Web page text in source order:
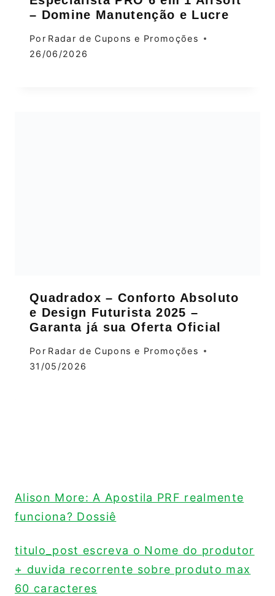
– Domine Manutenção e Lucre
Por Radar de Cupons e Promoções
26/06/2026
Quadradox – Conforto Absoluto
e Design Futurista 2025 –
Garanta já sua Oferta Oficial
Por Radar de Cupons e Promoções
31/05/2026
Alison More: A Apostila PRF realmente
funciona? Dossiê
titulo_post escreva o Nome do produtor
+ duvida recorrente sobre produto max
60 caracteres